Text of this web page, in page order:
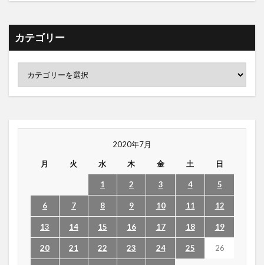
カテゴリー
2020年7月
月 火 水 木 金 土 日
1 2 3 4 5
6 7 8 9 10 11 12
13 14 15 16 17 18 19
20 21 22 23 24 25 26